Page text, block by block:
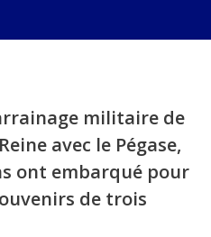
militaire de
avec le Pégase,
ont embarqué pour
de trois